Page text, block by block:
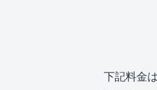
下記料金